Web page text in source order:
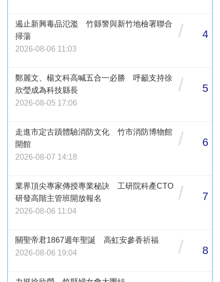
遏止新興毒品氾濫 竹縣警與新竹地檢署聯合
掃蕩
2026-08-06 11:03
/ 4
鄭麗文、楊文科高喊五合一必勝 呼籲支持徐
欣瑩成為科技縣長
2026-08-05 17:06
/ 5
走進市定古蹟體驗消防文化 竹市消防博物館
開館
2026-08-07 14:18
/ 6
業界頂尖專家傳授專業秘訣 工研院科產CTO
研發高階主管班開放報名
2026-08-06 11:04
/ 7
關聖帝君1867週年聖誕 高虹安參香祈福
2026-08-06 19:04
/ 8